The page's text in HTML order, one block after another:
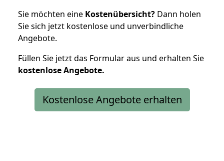
Sie möchten eine Kostenübersicht? Dann holen
Sie sich jetzt kostenlose und unverbindliche
Angebote.
Füllen Sie jetzt das Formular aus und erhalten Sie
kostenloseAngebote.
Kostenlose Angebote erhalten